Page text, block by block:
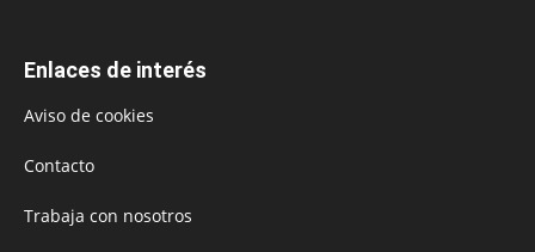
Enlaces de interés
Aviso de cookies
Contacto
Trabaja con nosotros